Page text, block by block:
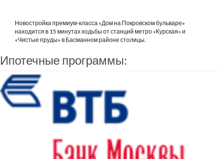
Новостройка премиум-класса «Дом на Покровском бульваре»
находится в 15 минутах ходьбы от станций метро «Курская» и
«Чистые пруды» в Басманном районе столицы.
Ипотечные программы: